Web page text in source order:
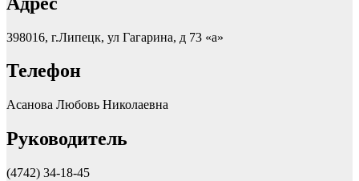
398016, г.Липецк, ул Гагарина, д 73 «а»
Телефон
Асанова Любовь Николаевна
Руководитель
(4742) 34-18-45